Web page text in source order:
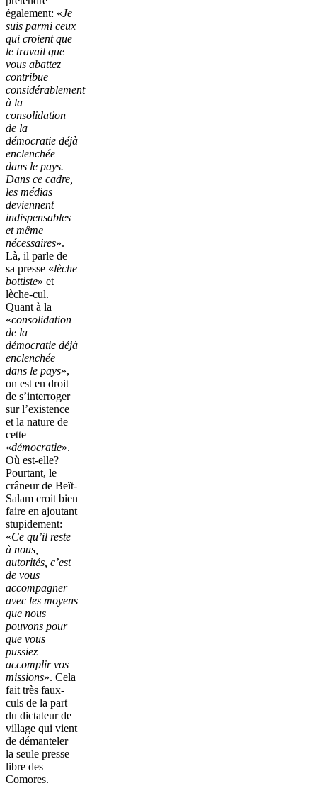
également: «Je
suis parmi ceux
qui croient que
le travail que
vous abattez
contribue
considérablement
à la
consolidation
de la
démocratie déjà
enclenchée
dans le pays.
Dans ce cadre,
les médias
deviennent
indispensables
et même
nécessaires».
Là, il parle de
sa presse «lèche
bottiste» et
lèche-cul.
Quant à la
«consolidation
de la
démocratie déjà
enclenchée
dans le pays»,
on est en droit
de s’interroger
sur l’existence
et la nature de
cette
«démocratie».
Où est-elle?
Pourtant, le
crâneur de Beït-
Salam croit bien
faire en ajoutant
stupidement:
«Ce qu’il reste
à nous,
autorités, c’est
de vous
accompagner
avec les moyens
que nous
pouvons pour
que vous
pussiez
accomplir vos
missions». Cela
fait très faux-
culs de la part
du dictateur de
village qui vient
de démanteler
la seule presse
libre des
Comores.